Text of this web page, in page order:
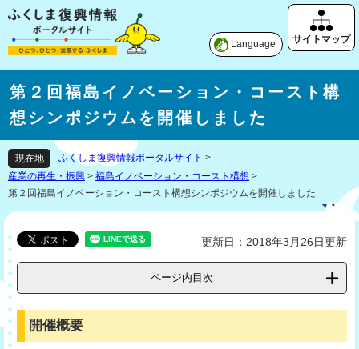
Language
第２回福島イノベーション・コースト構
想シンポジウムを開催しました
現在地 ふくしま復興情報ポータルサイト >
産業の再生・振興 > 福島イノベーション・コースト構想 >
第２回福島イノベーション・コースト構想シンポジウムを開催しました
更新日：2018年3月26日更新
ページ内目次
開催概要